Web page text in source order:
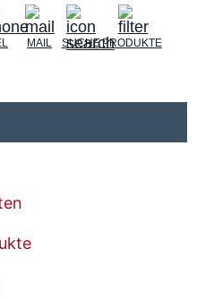
MAIL SUCHEPRODUKTE